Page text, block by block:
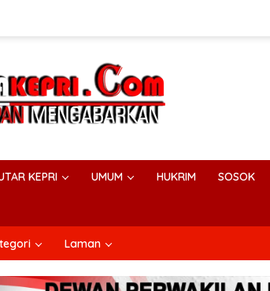
KEPRI UMUM HUKRIM SOSOK
Laman